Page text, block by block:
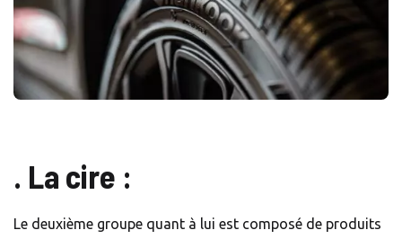
. La cire :
Le deuxième groupe quant à lui est composé de produits